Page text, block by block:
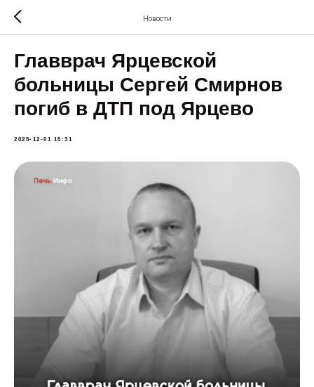
Новости
Главврач Ярцевской
больницы Сергей Смирнов
погиб в ДТП под Ярцево
2025-12-01 15:31